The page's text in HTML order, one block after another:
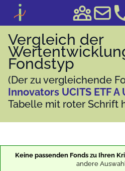
Vergleich der
Fondstyp
(Der zu vergleichende
Innovators UCITS ETF A
Tabelle mit roter Schrift
Keine passenden Fonds zu Ihren
andere